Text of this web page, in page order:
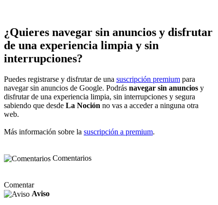
¿Quieres navegar sin anuncios y disfrutar
de una experiencia limpia y sin
interrupciones?
Puedes registrarse y disfrutar de una suscripción premium para
navegar sin anuncios de Google. Podrás navegar sin anuncios y
disfrutar de una experiencia limpia, sin interrupciones y segura
sabiendo que desde La Noción no vas a acceder a ninguna otra
web.
Más información sobre la suscripción a premium.
Comentarios
Comentar
Aviso